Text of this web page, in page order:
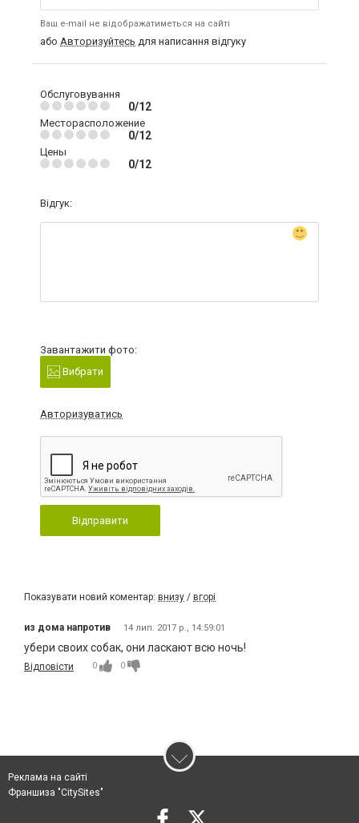
Ваш e-mail не відображатиметься на сайті
або Авторизуйтесь для написання відгуку
Обслуговування
0/12
Месторасположение
0/12
Цены
0/12
Відгук:
Завантажити фото:
Вибрати
Авторизуватись
Відправити
Показувати новий коментар: внизу / вгорі
из дома напротив 14 лип. 2017 р., 14:59:01
убери своих собак, они ласкают всю ночь!
Відповісти 0 0
Реклама на сайті
Франшиза "CitySites"